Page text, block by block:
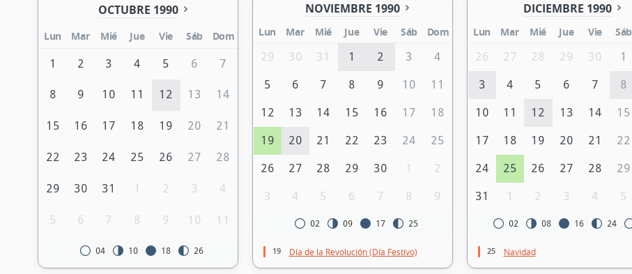
OCTUBRE 1990
Lun Mar Mié Jue Vie Sáb Dom
1 2 3 4 5 6 7
8 9 10 11 12 13 14
15 16 17 18 19 20 21
22 23 24 25 26 27 28
29 30 31 1 2 3 4
5 6 7 8 9 10 11
04 10 18 26
NOVIEMBRE 1990
Lun Mar Mié Jue Vie Sáb
Dom
29
30 31 1 2 3 4
5 6 7 8 9 10 11
12 13 14 15 16 17 18
19 20 21 22 23 24 25
26 27 28 29 30 1 2
3 4 5 6 7 8 9
02 09 17 25
19 Día de la Revolución (Día Festivo)
DICIEMBRE 1990
Lun Mar Mié Jue Vie Sáb
26
27 28 29 30 1
3 4 5 6 7 8
10 11 12 13 14 15
17 18 19 20 21 22
24 25 26 27 28 29
31 1 2 3 4 5
02 08 16 24
25 Navidad